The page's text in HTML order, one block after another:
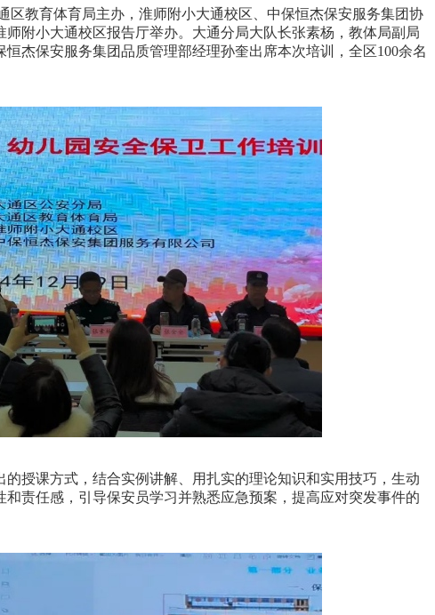
教育体育局主办，淮师附小大通校区、中保恒杰保安服务集团协
附小大通校区报告厅举办。大通分局大队长张素杨，教体局副局
杰保安服务集团品质管理部经理孙奎出席本次培训，全区100余名
课方式，结合实例讲解、用扎实的理论知识和实用技巧，生动
责任感，引导保安员学习并熟悉应急预案，提高应对突发事件的